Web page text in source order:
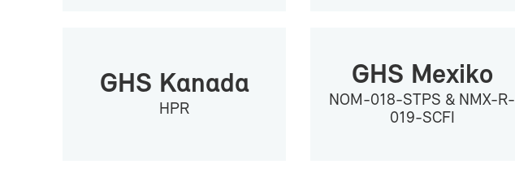
GHS Ka­na­da
HPR
GHS Me­xi­ko
NOM-​018-​STPS & NMX-​R-
019-​SCFI